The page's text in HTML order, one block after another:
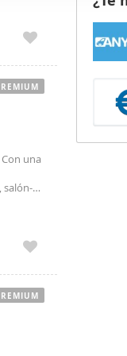
funciones
del
del uso
una
salón-